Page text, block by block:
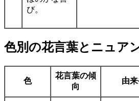
び。
色別の花言葉とニュア
色
花言葉の傾
向
由